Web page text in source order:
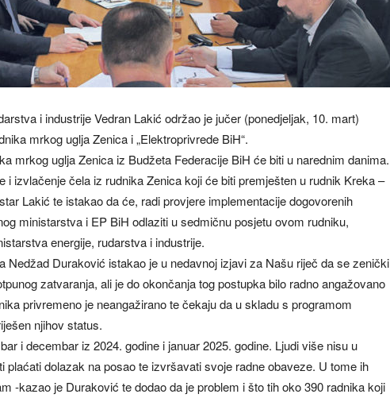
i industrije Vedran Lakić održao je jučer (ponedjeljak, 10. mart)
mrkog uglja Zenica i „Elektroprivrede BiH“.
mrkog uglja Zenica iz Budžeta Federacije BiH će biti u narednim danima.
i izvlačenje čela iz rudnika Zenica koji će biti premješten u rudnik Kreka –
Lakić te istakao da će, radi provjere implementacije dogovorenih
ministarstva i EP BiH odlaziti u sedmičnu posjetu ovom rudniku,
energije, rudarstva i industrije.
Nedžad Duraković istakao je u nedavnoj izjavi za Našu riječ da se zenički
zatvaranja, ali je do okončanja tog postupka bilo radno angažovano
privremeno je neangažirano te čekaju da u skladu s programom
njihov status.
i decembar iz 2024. godine i januar 2025. godine. Ljudi više nisu u
plaćati dolazak na posao te izvršavati svoje radne obaveze. U tome ih
-kazao je Duraković te dodao da je problem i što tih oko 390 radnika koji